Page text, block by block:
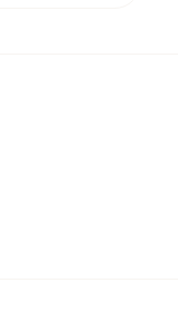
i przyjemność
masaż, który
że każdy ruch jest
do codziennego